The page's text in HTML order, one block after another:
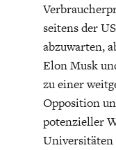
seitens der
abzuwarten,
Elon Musk
zu einer
Opposition
potenzieller
Universitäten